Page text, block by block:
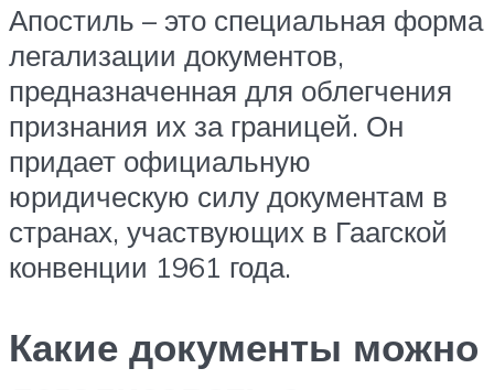
Апостиль – это специальная форма
легализации документов,
предназначенная для облегчения
признания их за границей. Он
придает официальную
юридическую силу документам в
странах, участвующих в Гаагской
конвенции 1961 года.
Какие документы можно